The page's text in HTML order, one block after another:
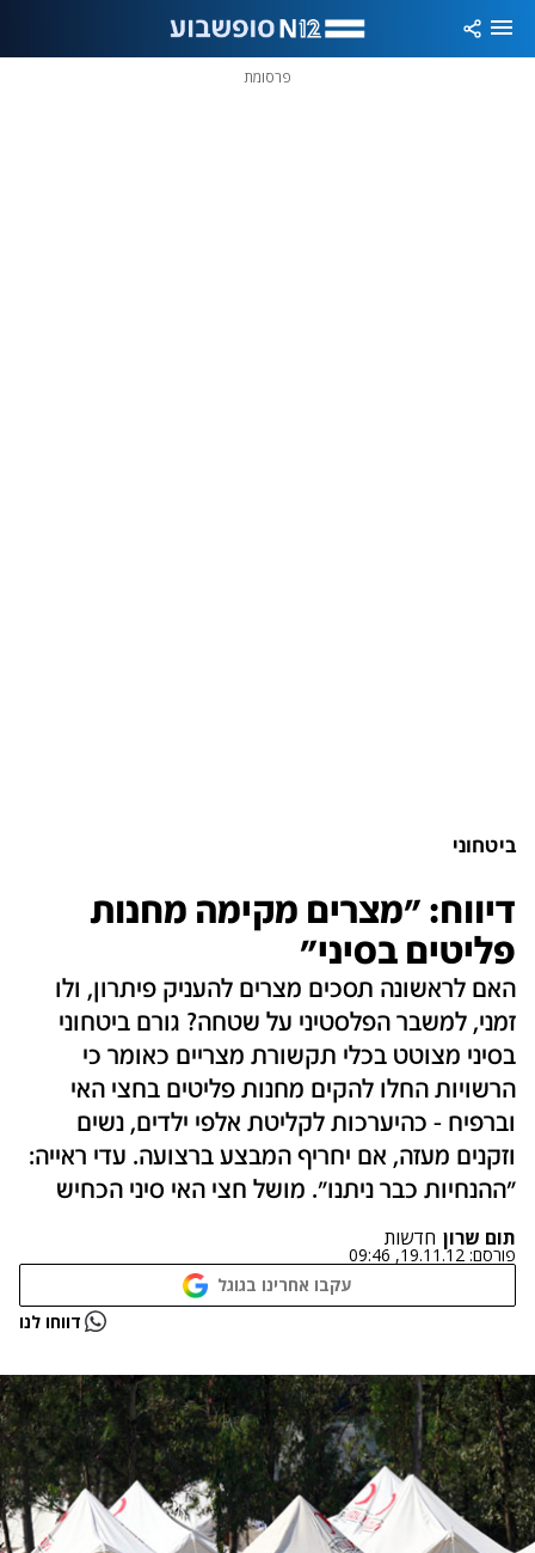
פרסומת
ביטחוני
דיווח: "מצרים מקימה מחנות
פליטים בסיני"
האם לראשונה תסכים מצרים להעניק פיתרון, ולו
זמני, למשבר הפלסטיני על שטחה? גורם ביטחוני
בסיני מצוטט בכלי תקשורת מצריים כאומר כי
הרשויות החלו להקים מחנות פליטים בחצי האי
וברפיח - כהיערכות לקליטת אלפי ילדים, נשים
וזקנים מעזה, אם יחריף המבצע ברצועה. עדי ראייה:
"ההנחיות כבר ניתנו". מושל חצי האי סיני הכחיש
תום שרון חדשות
פורסם: 19.11.12, 09:46
עקבו אחרינו בגוגל
דווחו לנו